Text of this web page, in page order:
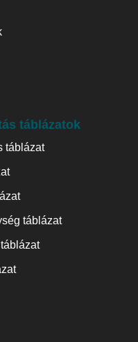
táblázatok
táblázat
táblázat